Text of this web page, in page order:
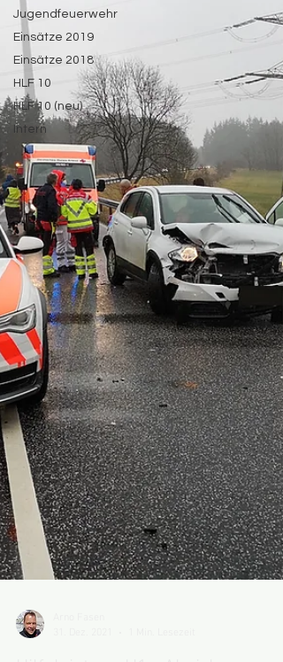
Jugendfeuerwehr
Einsätze 2019
Einsätze 2018
HLF 10
HLF 10 (neu)
Intern